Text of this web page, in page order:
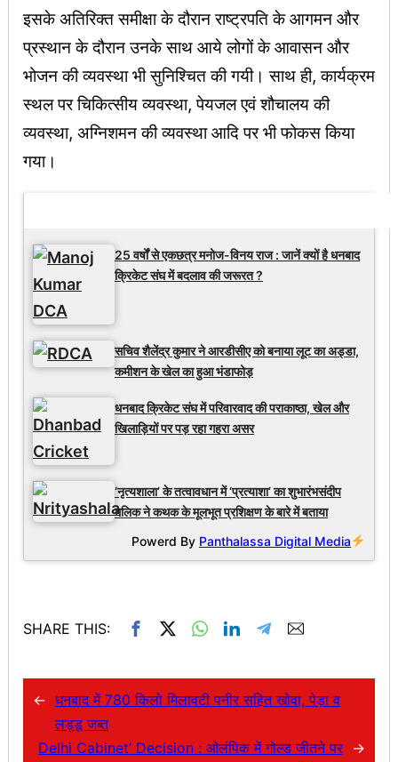
इसके अतिरिक्त समीक्षा के दौरान राष्ट्रपति के आगमन और
प्रस्थान के दौरान उनके साथ आये लोगों के आवासन और
भोजन की व्यवस्था भी सुनिश्चित की गयी। साथ ही, कार्यक्रम
स्थल पर चिकित्सीय व्यवस्था, पेयजल एवं शौचालय की
व्यवस्था, अग्निशमन की व्यवस्था आदि पर भी फोकस किया
गया।
25 वर्षों से एकछत्र मनोज-विनय राज : जानें क्यों है धनबाद
क्रिकेट संघ में बदलाव की जरूरत ?
सचिव शैलेंद्र कुमार ने आरडीसीए को बनाया लूट का अड्डा,
कमीशन के खेल का हुआ भंडाफोड़
धनबाद क्रिकेट संघ में परिवारवाद की पराकाष्ठा, खेल और
खिलाड़ियों पर पड़ रहा गहरा असर
‘नृत्यशाला’ के तत्वावधान में ‘प्रत्याशा’ का शुभारंभसंदीप
मलिक ने कथक के मूलभूत प्रशिक्षण के बारे में बताया
Powerd By Panthalassa Digital Media
SHARE THIS:
← धनबाद में 780 किलो मिलावटी पनीर सहित खोवा, पेड़ा व
लड्डू जब्त
Delhi Cabinet’ Decision : ओलंपिक में गोल्ड जीतने पर →